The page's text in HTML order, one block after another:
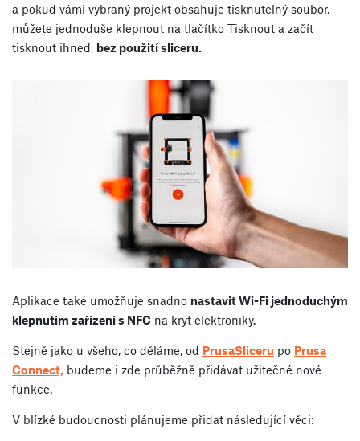
a pokud vámi vybraný projekt obsahuje tisknutelný soubor,
můžete jednoduše klepnout na tlačítko Tisknout a začít
tisknout ihned, bez použití sliceru.
Aplikace také umožňuje snadno nastavit Wi-Fi jednoduchým
klepnutím zařízení s NFC na kryt elektroniky.
Stejně jako u všeho, co děláme, od PrusaSliceru po Prusa
Connect, budeme i zde průběžně přidávat užitečné nové
funkce.
V blízké budoucnosti plánujeme přidat následující věci: